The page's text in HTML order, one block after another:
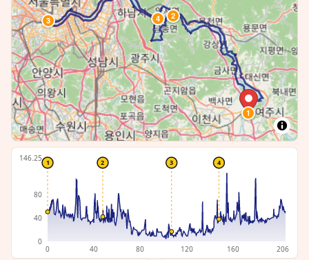
1
2
3 4
0 40 80 120 160 206
0
40
80
146.25 1 2 3 4